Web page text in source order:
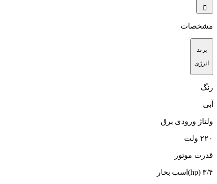
مشخصات
برند
انرژی
رنگ
آبی
ولتاژ ورودی برق
۲۲۰ ولت
قدرت موتور
۳/۴ (hp)اسب‌ بخار